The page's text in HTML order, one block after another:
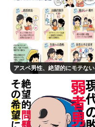
アスペ男性、絶望的にモテない